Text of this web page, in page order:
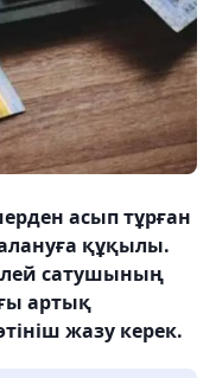
асып тұрған
құқылы.
сатушының
артық
жазу керек.